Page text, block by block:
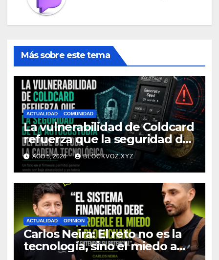
Más sobre este tema
ACTUALIDAD COMUNIDAD
La vulnerabilidad de Coldcard
refuerza que la seguridad de
la autocustodia depende de
toda la cadena tecnológica,
afirma CoinEx Research
AGO 5, 2026 BLOCKVOZ.XYZ
ACTUALIDAD OPINION
Carlos Neira: El reto no es la
tecnología, sino el miedo a